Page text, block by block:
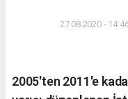
27.08.2020 -
2005'ten 2011'e